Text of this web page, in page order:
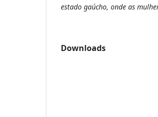
estado gaúcho, onde as
Downloads